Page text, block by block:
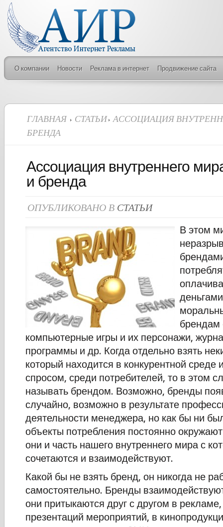
О компании Новости Реклама в интернет Продвижение сайта
ГЛАВНАЯ СТАТЬИ АССОЦИАЦИЯ
БРЕНДА
Ассоциация внутреннего
и бренда
ОПУБЛИКОВАНО В СТАТЬИ
В этом
брендам
компьютерные игры и их персонажи,
программы и др. Когда отдельно взять
который находится в конкурентной среде
спросом, среди потребителей, то в этом
называть брендом. Возможно, бренды
случайно, возможно в результате
деятельности менеджера, но как бы ни
объекты потребления постоянно
они и часть нашего внутреннего мира с
сочетаются и взаимодействуют.
Какой бы не взять бренд, он никогда не
самостоятельно. Бренды
они притыкаются друг с другом в
презентаций мероприятий, в